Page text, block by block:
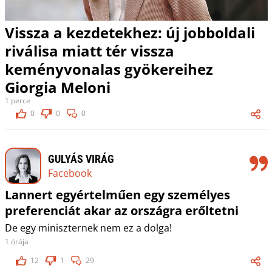
Vissza a kezdetekhez: új jobboldali
riválisa miatt tér vissza
keményvonalas gyökereihez
Giorgia Meloni
1 perce
0
0 0
GULYÁS VIRÁG
Facebook
Lannert egyértelműen egy személyes
preferenciát akar az országra erőltetni
De egy miniszternek nem ez a dolga!
1 órája
12
1 29